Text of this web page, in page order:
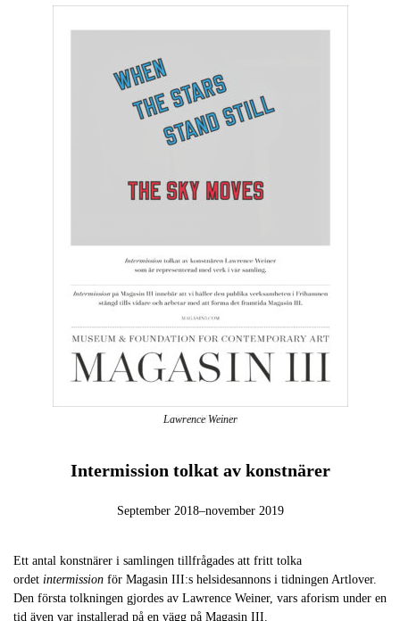
Siobhán Hapaska
Intermission tolkat av konstnärer
September 2018–november 2019
Ett antal konstnärer i samlingen tillfrågades att fritt tolka
ordet intermission för Magasin III:s helsidesannons i tidningen Artlover.
Den första tolkningen gjordes av Lawrence Weiner, vars aforism under en
tid även var installerad på en vägg på Magasin III.